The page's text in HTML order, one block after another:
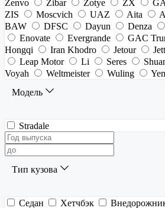
Zenvo
Zibar Zotye ZX
ZIS
Moscvich UAZ Aita
BAW
DFSC Dayun Denza
Enovate
Evergrande GAC
Hongqi
Iran Khodro Jetour
Leap Motor
Li Seres
Voyah
Weltmeister Wuling
Модель
Stradale
Тип кузова
Седан Хетчбэк